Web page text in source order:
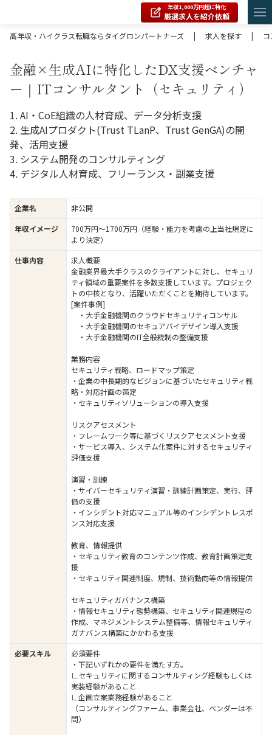
年収1,000万円超に特化
厳選求人を紹介依頼
高年収・ハイクラス転職ならタイグロンパートナーズ
| 求人を探す |
金融×生成AIに特化したDX支援ベンチャ
ー｜ITコンサルタント（セキュリティ）
1. AI・CoE組織の人材育成、データ分析支援
2. 生成AIプロダクト(Trust TLanP、Trust GenGA)の開
発、活用支援
3. システム開発のコンサルティング
4. デジタル人材育成、フリーランス・副業支援
企業名
非公開
年収イメージ
700万円〜1700万円（経験・能力を考慮の上当社規定に
より決定）
仕事内容
求人概要
金融業界最大手クラスのクライアントに対し、セキュリ
ティ領域の重要案件を多数支援しています。プロジェク
トの中核となり、活躍いただくことを期待しています。
[案件事例]
・大手金融機関のクラウドセキュリティコンサル
・大手金融機関のセキュアバイデザイン導入支援
・大手金融機関のIT全般統制の整備支援
業務内容
セキュリティ戦略、ロードマップ策定
・企業の中長期的なビジョンに基づいたセキュリティ戦
略・対応計画の策定
・セキュリティソリューションの導入支援
リスクアセスメント
・フレームワーク等に基づくリスクアセスメント支援
・サービス導入、システム化案件に対するセキュリティ
評価支援
演習・訓練
・サイバーセキュリティ演習・訓練計画策定、実行、評
価の支援
・インシデント対応マニュアル等のインシデントレスポ
ンス対応支援
教育、情報提供
・セキュリティ教育のコンテンツ作成、教育計画策定支
援
・セキュリティ関連制度、規制、技術動向等の情報提供
セキュリティガバナンス構築
・情報セキュリティ態勢構築、セキュリティ関連規程の
作成、マネジメントシステム整備等、情報セキュリティ
ガナバンス構築にかかわる支援
必要スキル
必須要件
・下記いずれかの要件を満たす方。
∟セキュリティに関するコンサルティング経験もしくは
実装経験があること
∟企画立案業務経験があること
（コンサルティングファーム、事業会社、ベンダーは不
問）